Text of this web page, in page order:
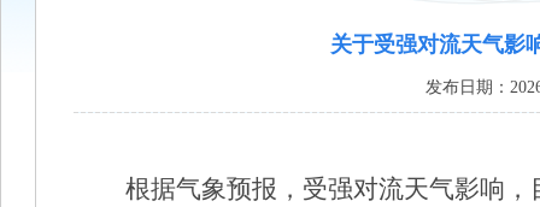
关于受强对流天气影
发布日期：
根据气象预报， 受强对流天气影响